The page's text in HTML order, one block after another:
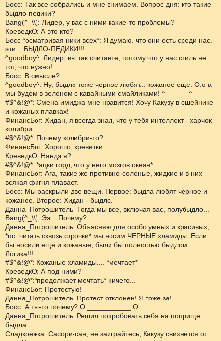
Босс: Так все собрались и мне внимаем. Вопрос дня: кто такие
быдло-педики?
Bang(^_\\): Лидер, у вас с ними какие-то проблемы?
КреведкО: А это кто?
Босс *осматривая ники всех*: Я думаю, что они есть среди нас,
эти... БЫДЛО-ПЕДИКИ!!!
^goodboy^: Лидер, вы так считаете, потому что у нас стиль не
тот, что нужно!
Босс: В смысле?
^goodboy^: Ну, быдло тоже черное любят... кожаное еще. О.о а
мы будем в зеленом с кавайными смайликами! ^______^
#$^&!@*: Смена имиджа мне нравится! Хочу Какузу в ошейнике
и кожаных плавках!
ФинансБог: Хидан, я всегда знал, что у тебя интеллект - харчок
колибри...
#$^&!@*: Почему колибри-то?
ФинансБог: Хорошо, креветки.
КреведкО: Нандэ я?
#$^&!@*: *ацки горд, что у него мозгов океан*
ФинансБог: Ага, такие же противно-соленые, жидкие и в них
всякая фигня плавает.
Босс: Мы раскрыли две вещи. Первое: быдла любят черное и
кожаное. Второе: Хидан - быдло.
Данна_Потрошитель: Тогда мы все, включая вас, полубыдло...
Bang(^_\\): Ээ... Почему?
Данна_Потрошитель: Объясняю для особо умных и красивых,
*пс. читать сквозь строчки* мы носим ЧЕРНЫЕ хламиды. Если
бы носили еще и кожаные, были бы полностью быдлом.
Логика!!!
#$^&!@*: Кожаные хламиды.... *мечтает*
КреведкО: А под ними?
#$^&!@*:*продолжает мечтать* ничего...
ФинансБог: Протестую!
Данна_Потрошитель: Протест отклонен! Я тоже за!
Босс: А ты-то почему? О:___________:О
Данна_Потрошитель: Решил попробовать себя на поприще
быдла.
Сладкоежка: Сасори-сан, не заиграйтесь, Какузу свихнется от